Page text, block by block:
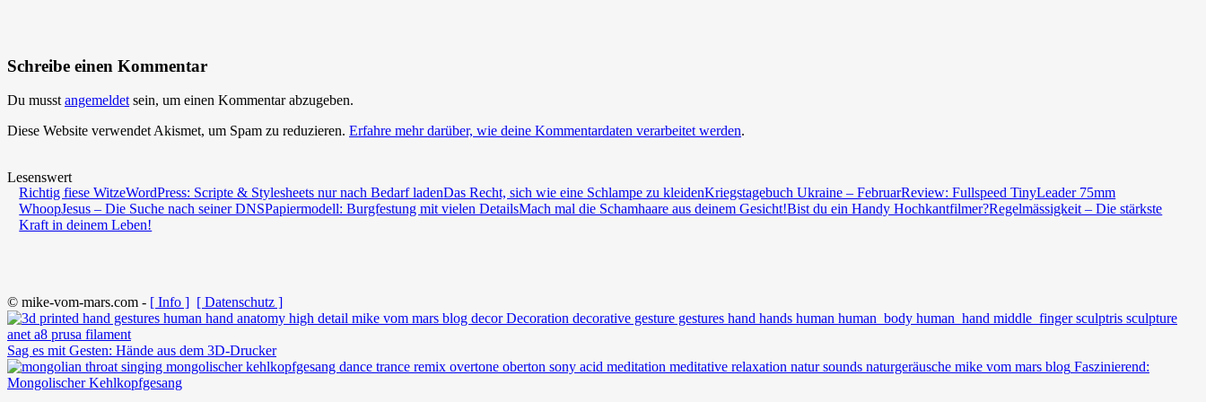
Schreibe einen Kommentar
Du musst angemeldet sein, um einen Kommentar abzugeben.
Diese Website verwendet Akismet, um Spam zu reduzieren. Erfahre mehr darüber, wie deine Kommentardaten verarbeitet werden.
Lesenswert
Richtig fiese WitzeWordPress: Scripte & Stylesheets nur nach Bedarf ladenDas Recht, sich wie eine Schlampe zu kleidenKriegstagebuch Ukraine – FebruarReview: Fullspeed TinyLeader 75mm
WhoopJesus – Die Suche nach seiner DNSPapiermodell: Burgfestung mit vielen DetailsMach mal die Schamhaare aus deinem Gesicht!Bist du ein Handy Hochkantfilmer?Regelmässigkeit – Die stärkste
Kraft in deinem Leben!
© mike-vom-mars.com - [ Info ] [ Datenschutz ]
Sag es mit Gesten: Hände aus dem 3D-Drucker
Faszinierend:
Mongolischer Kehlkopfgesang